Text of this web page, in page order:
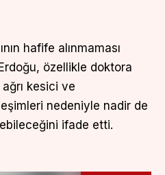
hafife alınmaması
özellikle doktora
ağrı kesici ve
nedeniyle nadir de
ifade etti.